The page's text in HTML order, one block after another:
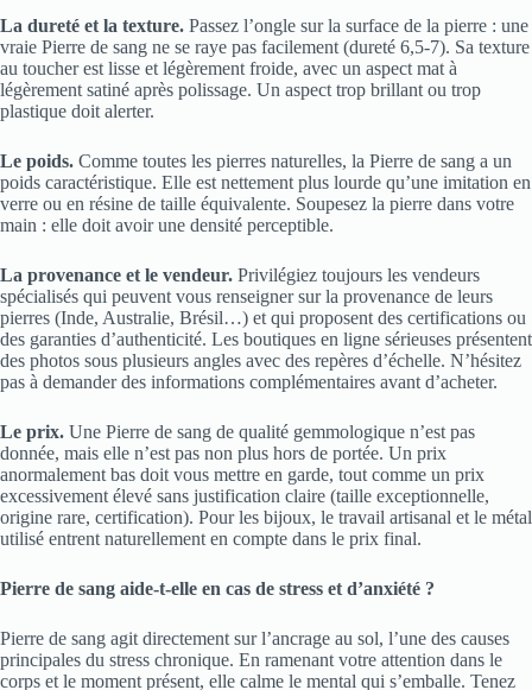
La dureté et la texture. Passez l’ongle sur la surface de la pierre : une
vraie Pierre de sang ne se raye pas facilement (dureté 6,5-7). Sa texture
au toucher est lisse et légèrement froide, avec un aspect mat à
légèrement satiné après polissage. Un aspect trop brillant ou trop
plastique doit alerter.
Le poids. Comme toutes les pierres naturelles, la Pierre de sang a un
poids caractéristique. Elle est nettement plus lourde qu’une imitation en
verre ou en résine de taille équivalente. Soupesez la pierre dans votre
main : elle doit avoir une densité perceptible.
La provenance et le vendeur. Privilégiez toujours les vendeurs
spécialisés qui peuvent vous renseigner sur la provenance de leurs
pierres (Inde, Australie, Brésil…) et qui proposent des certifications ou
des garanties d’authenticité. Les boutiques en ligne sérieuses présentent
des photos sous plusieurs angles avec des repères d’échelle. N’hésitez
pas à demander des informations complémentaires avant d’acheter.
Le prix. Une Pierre de sang de qualité gemmologique n’est pas
donnée, mais elle n’est pas non plus hors de portée. Un prix
anormalement bas doit vous mettre en garde, tout comme un prix
excessivement élevé sans justification claire (taille exceptionnelle,
origine rare, certification). Pour les bijoux, le travail artisanal et le métal
utilisé entrent naturellement en compte dans le prix final.
Pierre de sang aide-t-elle en cas de stress et d’anxiété ?
Pierre de sang agit directement sur l’ancrage au sol, l’une des causes
principales du stress chronique. En ramenant votre attention dans le
corps et le moment présent, elle calme le mental qui s’emballe. Tenez